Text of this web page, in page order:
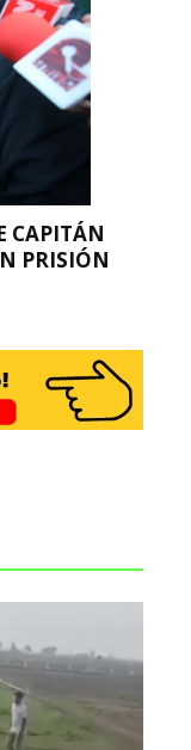
CAPITÁN
PRISIÓN